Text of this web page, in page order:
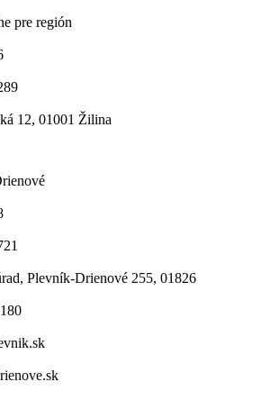
pre región
12, 01001 Žilina
Plevník-Drienové 255, 01826